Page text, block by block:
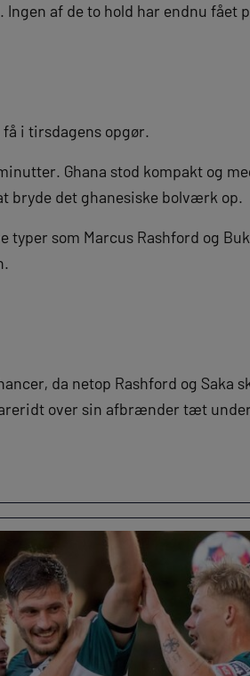
af de to hold har endnu fået
i tirsdagens opgør.
Ghana stod kompakt og
bryde det ghanesiske bolværk op.
typer som Marcus Rashford og
da netop Rashford og Saka
over sin afbrænder tæt